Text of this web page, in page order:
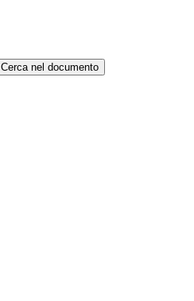
Cerca nel documento